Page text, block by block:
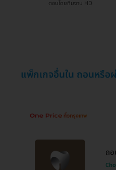
ตอบโดยทีมงาน HD
แพ็กเกจอื่นใน ถอนหรือ
ถ